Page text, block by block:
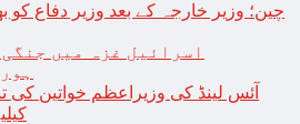
چین؛ وزیر خارجہ کے بعد وزیر دفاع کو
اسرائیل غزہ میں
آئس لینڈ کی وزیراعظم خواتین کی